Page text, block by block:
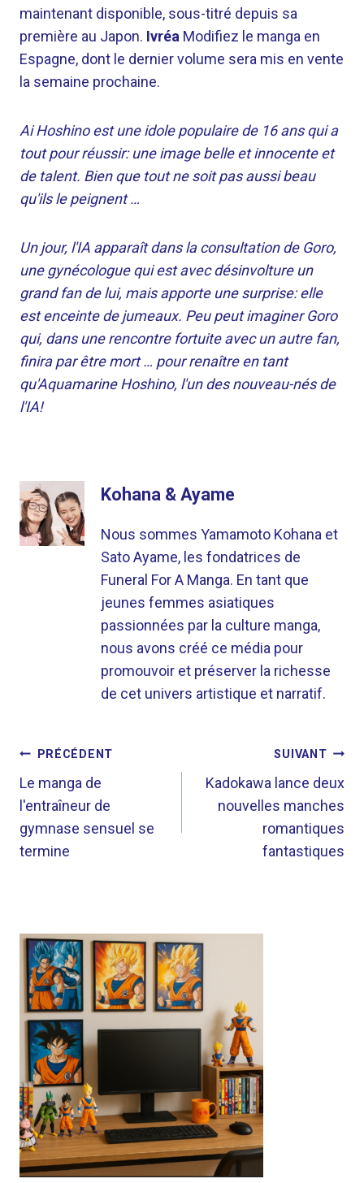
maintenant disponible, sous-titré depuis sa
première au Japon. Ivréa Modifiez le manga en
Espagne, dont le dernier volume sera mis en vente
la semaine prochaine.
Ai Hoshino est une idole populaire de 16 ans qui a
tout pour réussir: une image belle et innocente et
de talent. Bien que tout ne soit pas aussi beau
qu'ils le peignent …
Un jour, l'IA apparaît dans la consultation de Goro,
une gynécologue qui est avec désinvolture un
grand fan de lui, mais apporte une surprise: elle
est enceinte de jumeaux. Peu peut imaginer Goro
qui, dans une rencontre fortuite avec un autre fan,
finira par être mort … pour renaître en tant
qu'Aquamarine Hoshino, l'un des nouveau-nés de
l'IA!
Kohana & Ayame
Nous sommes Yamamoto Kohana et
Sato Ayame, les fondatrices de
Funeral For A Manga. En tant que
jeunes femmes asiatiques
passionnées par la culture manga,
nous avons créé ce média pour
promouvoir et préserver la richesse
de cet univers artistique et narratif.
NAVIGATION
DE
L’ARTICLE
PRÉCÉDENT
Le manga de
l'entraîneur de
gymnase sensuel se
termine
SUIVANT
Kadokawa lance deux
nouvelles manches
romantiques
fantastiques